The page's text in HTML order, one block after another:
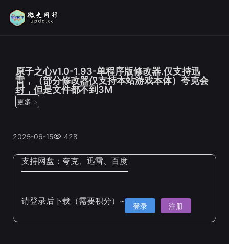
原子之心v1.0-1.93-单程序版修改器.仅支持迅
雷，（部分修改器仅支持本站游戏本体）夸克会
封，但是文件都不到3M
更多 >
2025-06-15 428
支持网盘： 夸克、迅雷、百度
请登录后下载（需要积分）~ 登录 注册